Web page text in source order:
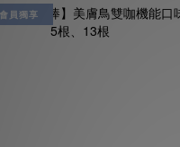
員獨享